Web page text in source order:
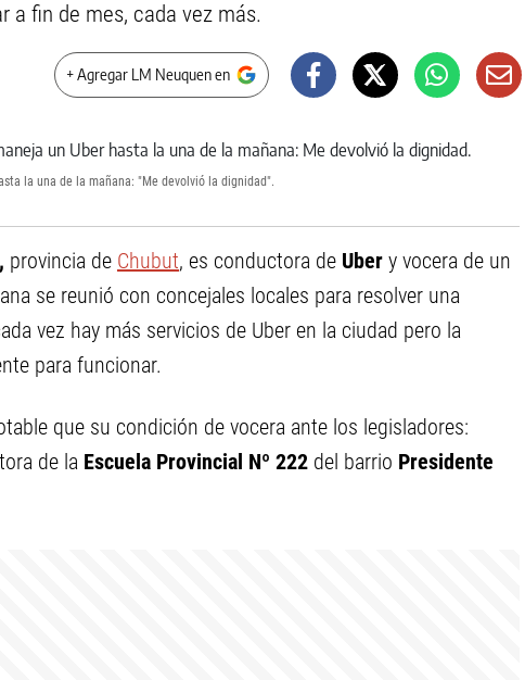
a fin de mes, cada vez más.
+ Agregar LM Neuquen en
la una de la mañana: "Me devolvió la dignidad".
provincia de Chubut, es conductora de Uber y vocera de un
se reunió con concejales locales para resolver una
vez hay más servicios de Uber en la ciudad pero la
para funcionar.
que su condición de vocera ante los legisladores:
de la Escuela Provincial Nº 222 del barrio Presidente